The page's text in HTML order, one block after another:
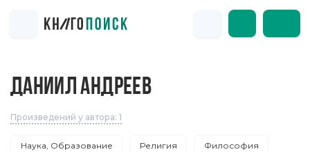
ДАНИИЛ АНДРЕЕВ
Произведений у автора: 1
Наука, Образование Религия Философия